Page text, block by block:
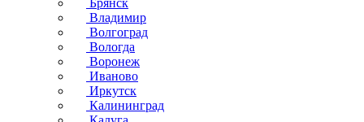
Брянск
Владимир
Волгоград
Вологда
Воронеж
Иваново
Иркутск
Калининград